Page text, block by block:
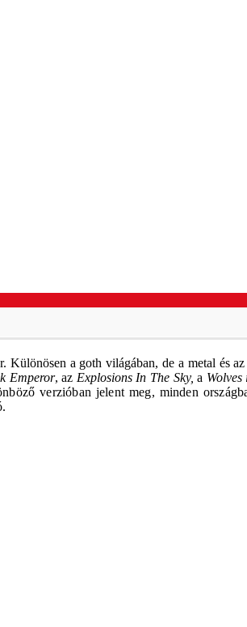
Különösen a goth világában, de a metal és
Emperor, az Explosions In The Sky, a Wolves
verzióban jelent meg, minden